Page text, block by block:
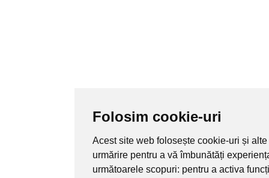
Folosim cookie-uri
Acest site web folosește cookie-uri și
urmărire pentru a vă îmbunătăți
următoarele scopuri: pentru a activa